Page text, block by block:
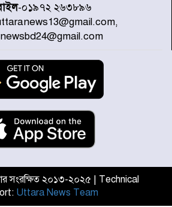
জুলাই জাদুঘর ঘুরে দেখলেন এনসিপি
নেতারা
যুক্তরাষ্ট্রে দাবানল নেভাতে গিয়ে
হেলিকপ্টার বিধ্বস্ত, নিহত ১
মজুদদারের সর্বোচ্চ শাস্তি মৃত্যুদণ্ড, তাই
ভেবে মজুদ করবেন : আইনমন্ত্রী
আন্তর্জাতিক আদিবাসী দিবস: রাষ্ট্রের
-০১৯৭২ ২৬৩৮৯৬
সংরক্ষিত ২০১৩-২০২৫ | Technical
Uttara News Team